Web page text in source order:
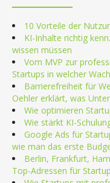
10 Vorteile der
KI-Inhalte richtig
wissen müssen
Vom MVP zur
Startups in welcher
Barrierefreiheit für
Oehler erklärt, was
Wie optimieren
Wie stärkt KI-
Google Ads für
wie man das erste
Berlin, Frankfurt,
Top-Adressen für